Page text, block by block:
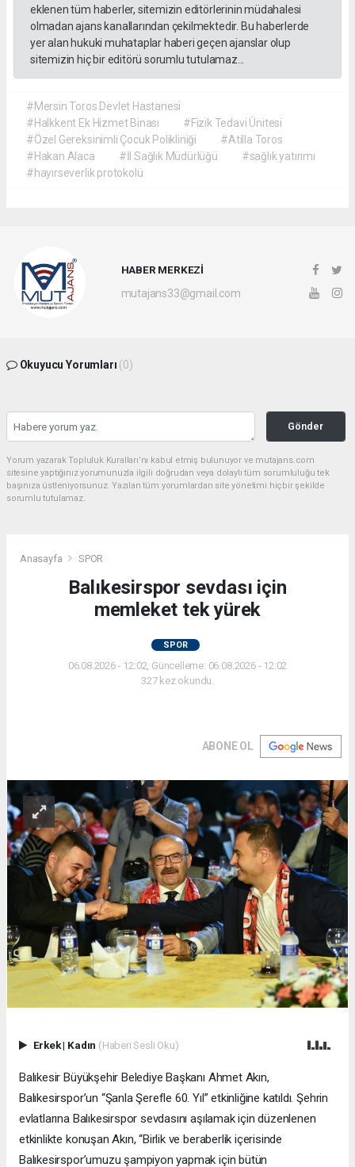
eklenen tüm haberler, sitemizin editörlerinin müdahalesi
olmadan ajans kanallarından çekilmektedir. Bu haberlerde
yer alan hukuki muhataplar haberi geçen ajanslar olup
sitemizin hiç bir editörü sorumlu tutulamaz...
#Mersin Toros Devlet Hastanesi
#Halkkent Ek Hizmet Binası
#Fizik Tedavi Ünitesi
#Özel Gereksinimli Çocuk Polikliniği
#Atilla Toros
#Hakan Alaca
#İl Sağlık Müdürlüğü
#sağlık yatırımı
#hayırseverlik protokolü
HABER MERKEZİ
mutajans33@gmail.com
Okuyucu Yorumları (0)
Gönder
Yorum yazarak Topluluk Kuralları’nı kabul etmiş bulunuyor ve mutajans.com
sitesine yaptığınız yorumunuzla ilgili doğrudan veya dolaylı tüm sorumluluğu tek
başınıza üstleniyorsunuz. Yazılan tüm yorumlardan site yönetimi hiçbir şekilde
sorumlu tutulamaz.
Anasayfa SPOR
Balıkesirspor sevdası için
memleket tek yürek
SPOR
06.08.2026 - 12:02, Güncelleme: 06.08.2026 - 12:02
327 kez okundu.
ABONE OL
Erkek| Kadın (Haberi Sesli Oku)
Balıkesir Büyükşehir Belediye Başkanı Ahmet Akın,
Balıkesirspor’un “Şanla Şerefle 60. Yıl” etkinliğine katıldı. Şehrin
evlatlarına Balıkesirspor sevdasını aşılamak için düzenlenen
etkinlikte konuşan Akın, “Birlik ve beraberlik içerisinde
Balıkesirspor’umuzu şampiyon yapmak için bütün